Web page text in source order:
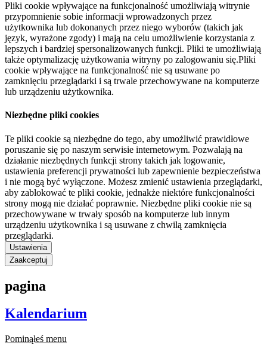
Pliki cookie wpływające na funkcjonalność umożliwiają witrynie
przypomnienie sobie informacji wprowadzonych przez
użytkownika lub dokonanych przez niego wyborów (takich jak
język, wyrażone zgody) i mają na celu umożliwienie korzystania z
lepszych i bardziej spersonalizowanych funkcji. Pliki te umożliwiają
także optymalizację użytkowania witryny po zalogowaniu się.Pliki
cookie wpływające na funkcjonalność nie są usuwane po
zamknięciu przeglądarki i są trwale przechowywane na komputerze
lub urządzeniu użytkownika.
Niezbędne pliki cookies
Te pliki cookie są niezbędne do tego, aby umożliwić prawidłowe
poruszanie się po naszym serwisie internetowym. Pozwalają na
działanie niezbędnych funkcji strony takich jak logowanie,
ustawienia preferencji prywatności lub zapewnienie bezpieczeństwa
i nie mogą być wyłączone. Możesz zmienić ustawienia przeglądarki,
aby zablokować te pliki cookie, jednakże niektóre funkcjonalności
strony mogą nie działać poprawnie. Niezbędne pliki cookie nie są
przechowywane w trwały sposób na komputerze lub innym
urządzeniu użytkownika i są usuwane z chwilą zamknięcia
przeglądarki.
Ustawienia
Zaakceptuj
pagina
Kalendarium
Pominąłeś menu